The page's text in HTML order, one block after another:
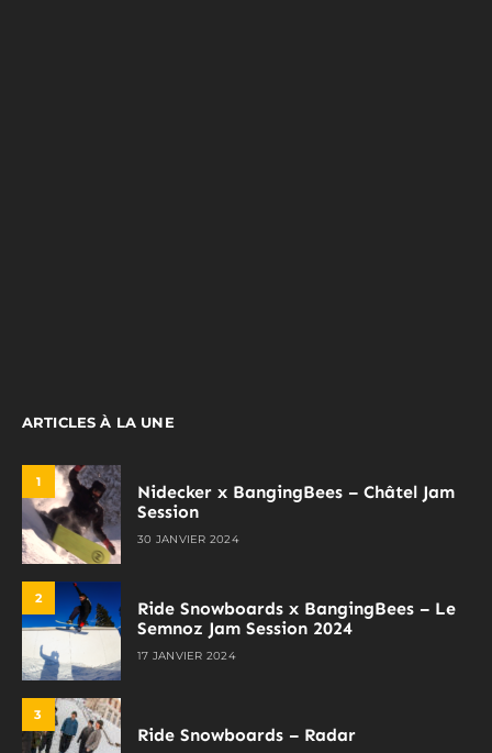
ARTICLES À LA UNE
1
Nidecker x BangingBees – Châtel Jam
Session
30 JANVIER 2024
2
Ride Snowboards x BangingBees – Le
Semnoz Jam Session 2024
17 JANVIER 2024
3
Ride Snowboards – Radar